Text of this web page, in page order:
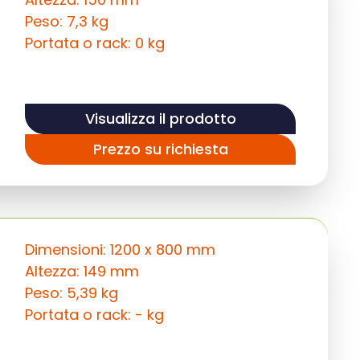
Peso: 7,3 kg
Portata o rack: 0 kg
Visualizza il prodotto
Prezzo su richiesta
Dimensioni: 1200 x 800 mm
Altezza: 149 mm
Peso: 5,39 kg
Portata o rack: - kg